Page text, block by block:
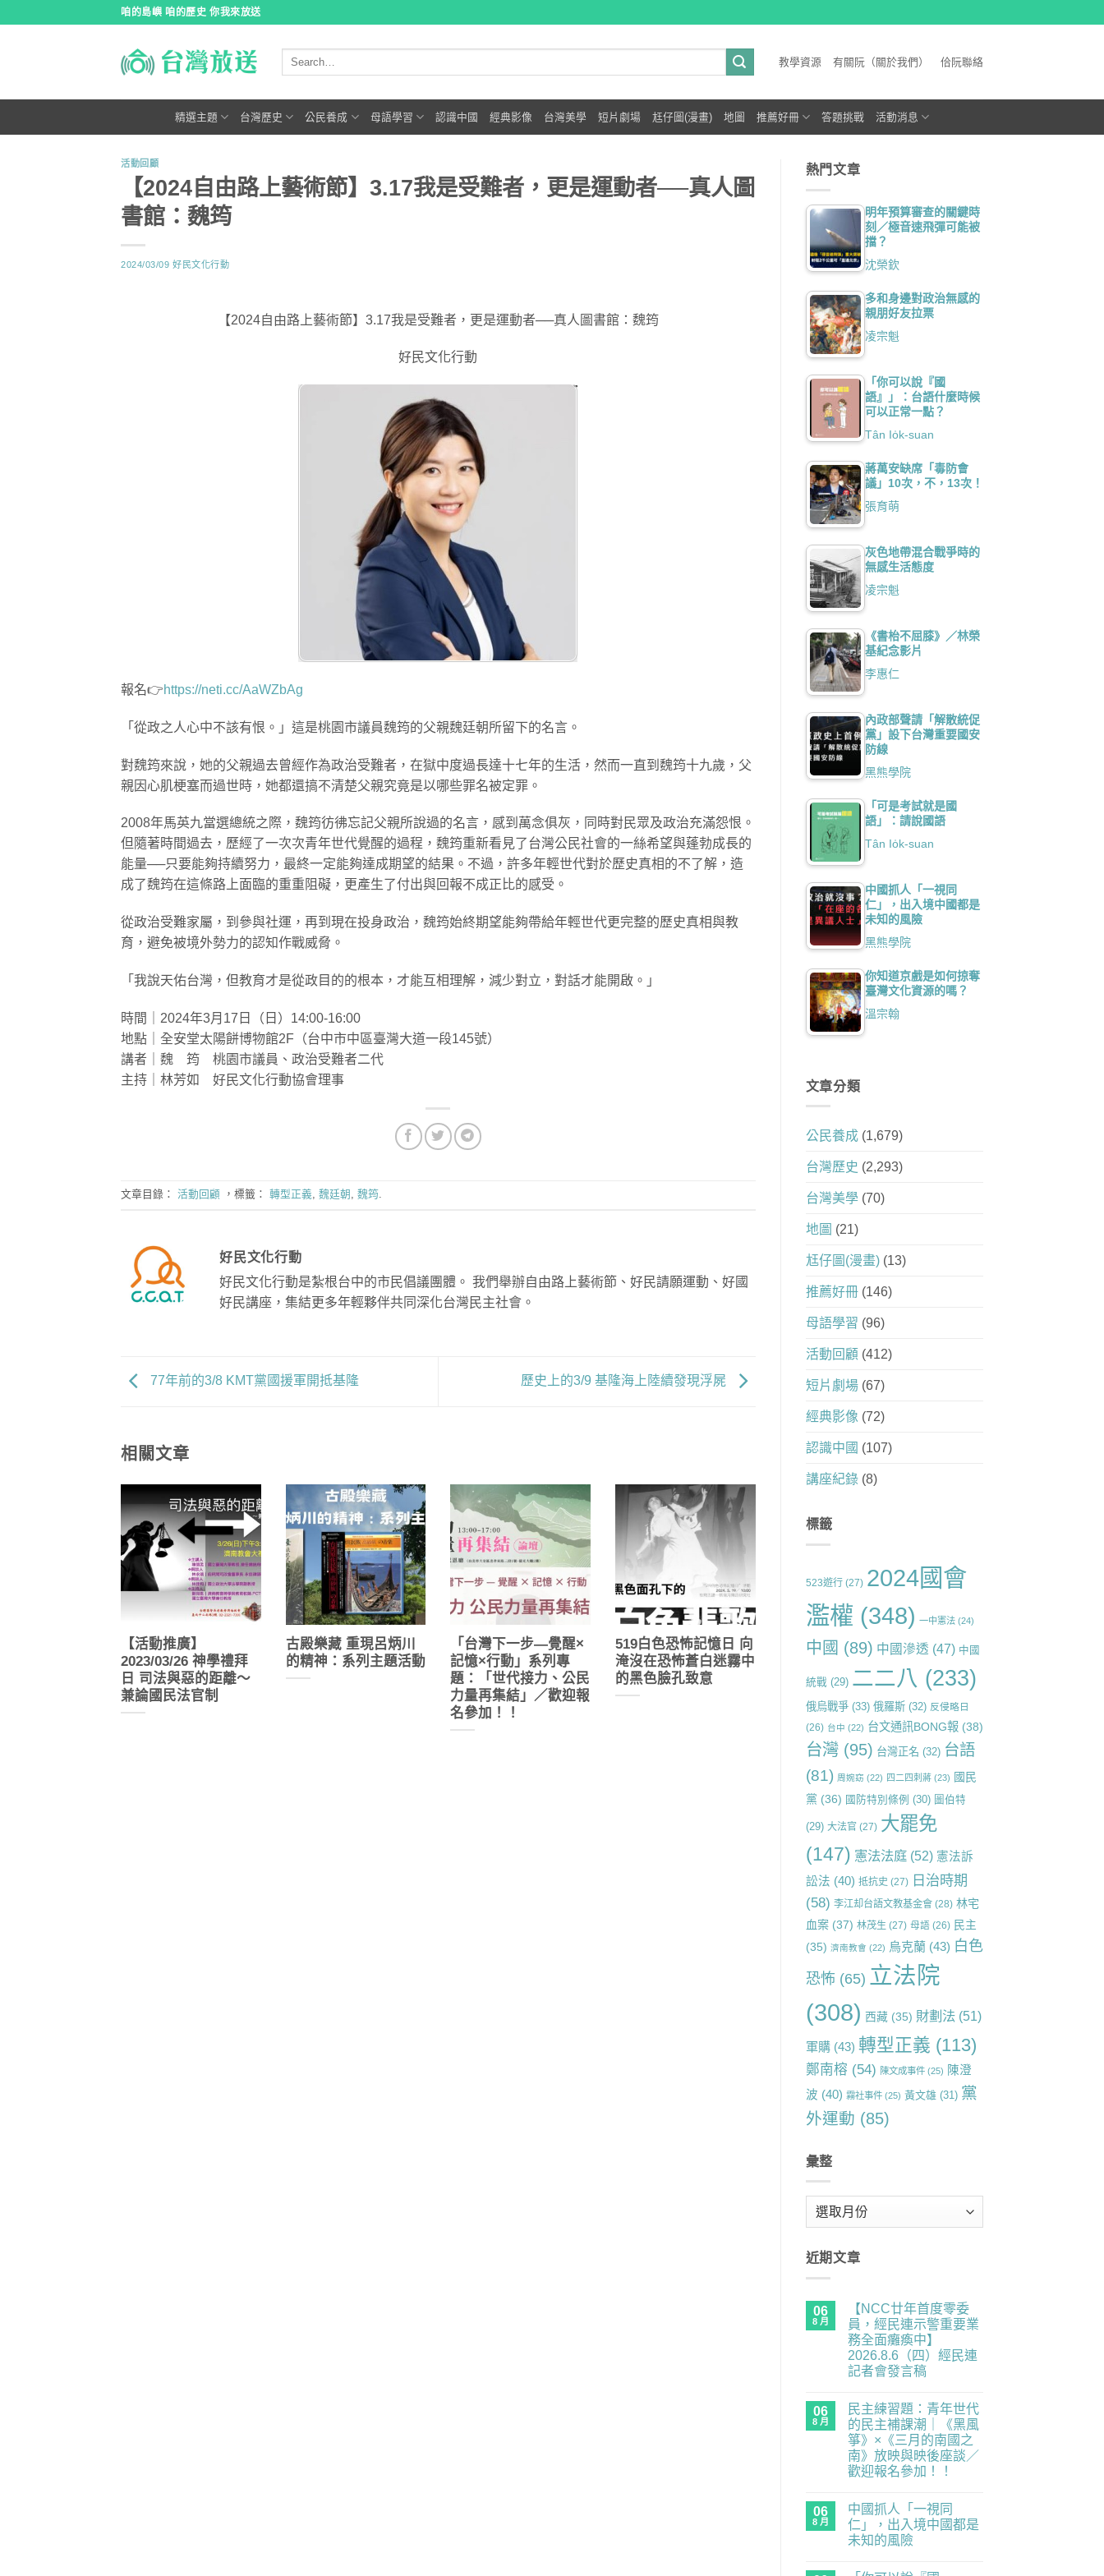
咱的島嶼 咱的歷史 你我來放送
教學資源 有關阮（關於我們） 佮阮聯絡
精選主題 台灣歷史 公民養成 母語學習 認識中國 經典影像 台灣美學 短片劇場 尪仔圖(漫畫) 地圖 推薦好冊 答題挑戰 活動消息
活動回顧
【2024自由路上藝術節】3.17我是受難者，更是運動者──真人圖
書館：魏筠
2024/03/09 好民文化行動
【2024自由路上藝術節】3.17我是受難者，更是運動者──真人圖書館：魏筠
好民文化行動
報名👉https://neti.cc/AaWZbAg
「從政之人心中不該有恨。」這是桃園市議員魏筠的父親魏廷朝所留下的名言。
對魏筠來說，她的父親過去曾經作為政治受難者，在獄中度過長達十七年的生活，然而一直到魏筠十九歲，父
親因心肌梗塞而過世時，她都還搞不清楚父親究竟是以哪些罪名被定罪。
2008年馬英九當選總統之際，魏筠彷彿忘記父親所說過的名言，感到萬念俱灰，同時對民眾及政治充滿怨恨。
但隨著時間過去，歷經了一次次青年世代覺醒的過程，魏筠重新看見了台灣公民社會的一絲希望與蓬勃成長的
能量──只要能夠持續努力，最終一定能夠達成期望的結果。不過，許多年輕世代對於歷史真相的不了解，造
成了魏筠在這條路上面臨的重重阻礙，更產生了付出與回報不成正比的感受。
從政治受難家屬，到參與社運，再到現在投身政治，魏筠始終期望能夠帶給年輕世代更完整的歷史真相與教
育，避免被境外勢力的認知作戰威脅。
「我說天佑台灣，但教育才是從政目的的根本，才能互相理解，減少對立，對話才能開啟。」
時間｜2024年3月17日（日）14:00-16:00
地點｜全安堂太陽餅博物館2F（台中市中區臺灣大道一段145號）
講者｜魏 筠 桃園市議員、政治受難者二代
主持｜林芳如 好民文化行動協會理事
文章目錄： 活動回顧 ，標籤： 轉型正義, 魏廷朝 , 魏筠.
好民文化行動
好民文化行動是紮根台中的市民倡議團體。 我們舉辦自由路上藝術節、好民請願運動、好國
好民講座，集結更多年輕夥伴共同深化台灣民主社會。
77年前的3/8 KMT黨國援軍開抵基隆 歷史上的3/9 基隆海上陸續發現浮屍
相關文章
【活動推廣】
2023/03/26 神學禮拜
日 司法與惡的距離～
兼論國民法官制
古殿樂藏 重現呂炳川
的精神：系列主題活動
「台灣下一步—覺醒×
記憶×行動」系列專
題：「世代接力、公民
力量再集結」／歡迎報
名參加！！
519白色恐怖記憶日 向
淹沒在恐怖蒼白迷霧中
的黑色臉孔致意
熱門文章
明年預算審查的關鍵時
刻／極音速飛彈可能被
擋？
沈榮欽
多和身邊對政治無感的
親朋好友拉票
凌宗魁
「你可以說『國
語』」：台語什麼時候
可以正常一點？
Tân Io̍k-suan
蔣萬安缺席「毒防會
議」10次，不，13次！
張育萌
灰色地帶混合戰爭時的
無感生活態度
凌宗魁
《書枱不屈膝》／林榮
基紀念影片
李惠仁
內政部聲請「解散統促
黨」設下台灣重要國安
防線
黑熊學院
「可是考試就是國
語」：請說國語
Tân Io̍k-suan
中國抓人「一視同
仁」，出入境中國都是
未知的風險
黑熊學院
你知道京戲是如何掠奪
臺灣文化資源的嗎？
溫宗翰
文章分類
公民養成(1,679)
台灣歷史 (2,293)
台灣美學(70)
地圖 (21)
尪仔圖(漫畫)(13)
推薦好冊(146)
母語學習 (96)
活動回顧 (412)
短片劇場(67)
經典影像 (72)
認識中國 (107)
講座紀錄(8)
標籤
523遊行(27) 2024國會
濫權 (348) 一中憲法(24)
中國 (89) 中國滲透 (47) 中國
統戰 (29) 二二八 (233)
俄烏戰爭(33) 俄羅斯(32) 反侵略日
(26) 台中 (22) 台文通訊BONG報(38)
台灣(95) 台灣正名 (32) 台語
(81) 周婉窈 (22) 四二四刺蔣(23) 國民
黨 (36) 國防特別條例 (30) 圖伯特
(29) 大法官(27) 大罷免
(147) 憲法法庭(52) 憲法訴
訟法 (40) 抵抗史 (27) 日治時期
(58) 李江却台語文教基金會(28) 林宅
血案(37) 林茂生 (27) 母語(26) 民主
(35) 濟南教會 (22) 烏克蘭(43) 白色
恐怖 (65) 立法院
(308) 西藏(35) 財劃法(51)
軍購(43) 轉型正義 (113)
鄭南榕 (54) 陳文成事件(25) 陳澄
波 (40) 霧社事件(25) 黃文雄(31) 黨
外運動 (85)
彙整
近期文章
06
8 月
【NCC廿年首度零委
員，經民連示警重要業
務全面癱瘓中】
2026.8.6（四）經民連
記者會發言稿
廿
年
首
度
零
委
員，
連
示
警
重
要
留
言
06
8 月
民主練習題：青年世代
的民主補課潮｜《黑風
箏》×《三月的南國之
南》放映與映後座談／
歡迎報名參加！！
主
練
習
題：
留
言
06
8 月
中國抓人「一視同
仁」，出入境中國都是
未知的風險